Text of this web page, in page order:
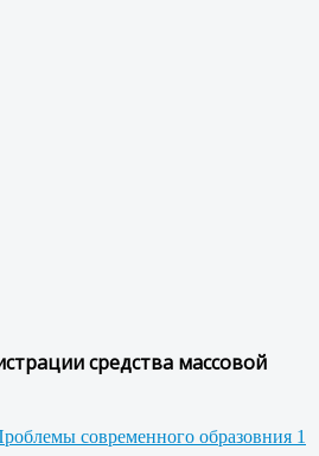
средства массовой